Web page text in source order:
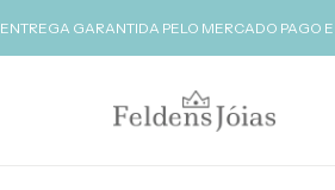
ENTREGA GARANTIDA PELO MERCADO PAGO E